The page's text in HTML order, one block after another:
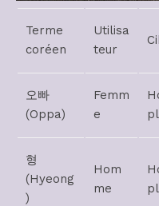
Terme
coréen
Utilisa
teur
오빠
(Oppa)
Femm
e
형
(Hyeong
)
Hom
me